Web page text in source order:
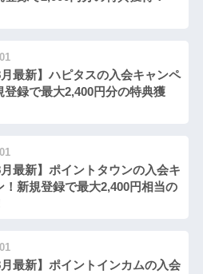
月最新】ハピタスの入会キャンペ
登録で最大2,400円分の特典獲
月最新】ポイントタウンの入会キ
！新規登録で最大2,400円相当の
月最新】ポイントインカムの入会